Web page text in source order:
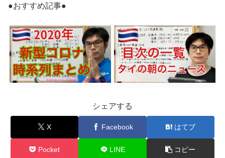
●おすすめ記事●
シェアする
X Facebook はてブ
Pocket LINE コピー